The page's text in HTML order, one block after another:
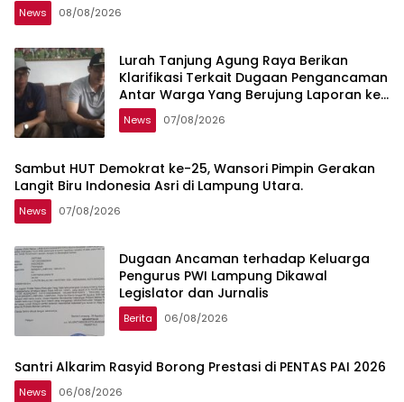
News 08/08/2026
Lurah Tanjung Agung Raya Berikan
Klarifikasi Terkait Dugaan Pengancaman
Antar Warga Yang Berujung Laporan ke
Polisi
News 07/08/2026
Sambut HUT Demokrat ke-25, Wansori Pimpin Gerakan
Langit Biru Indonesia Asri di Lampung Utara.
News 07/08/2026
Dugaan Ancaman terhadap Keluarga
Pengurus PWI Lampung Dikawal
Legislator dan Jurnalis
Berita 06/08/2026
Santri Alkarim Rasyid Borong Prestasi di PENTAS PAI 2026
News 06/08/2026